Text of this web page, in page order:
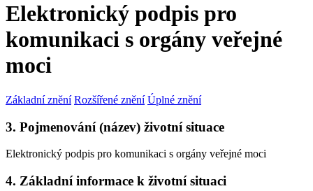
Elektronický podpis pro
komunikaci s orgány veřejné
moci
Základní znění Rozšířené znění Úplné znění
3. Pojmenování (název) životní situace
Elektronický podpis pro komunikaci s orgány veřejné moci
4. Základní informace k životní situaci